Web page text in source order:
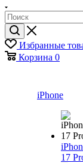
Избранные
Корзина 0
iPhone
17